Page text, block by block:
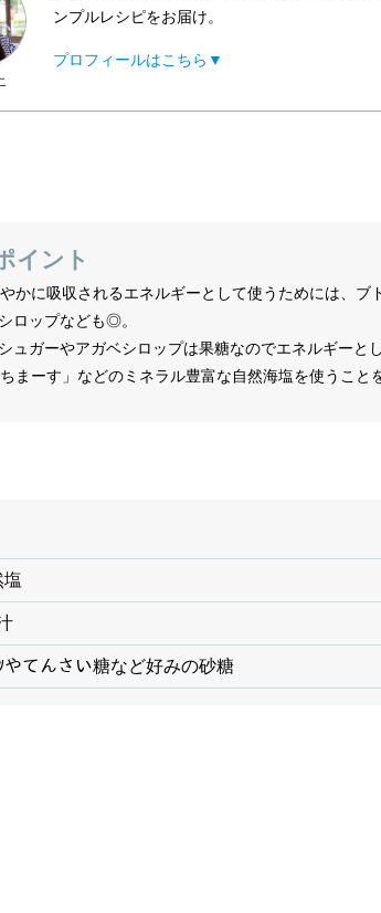
ンプルレシピをお届け。
プロフィールはこちら▼
イント
かに吸収されるエネルギーとして使うためには、
ロップなども◎。
ュガーやアガベシロップは果糖なのでエネルギーと
まーす」などのミネラル豊富な自然海塩を使うこと
塩
ﾂやてんさい糖など好みの砂糖